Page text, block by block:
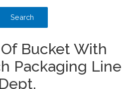
Search
Bucket With
Packaging Line